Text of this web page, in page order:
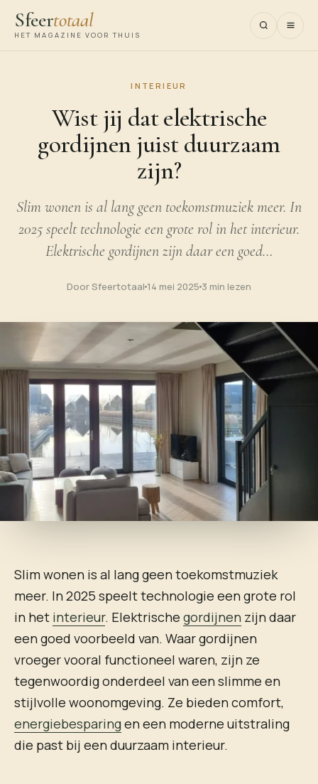
Sfeertotaal
HET MAGAZINE VOOR THUIS
INTERIEUR
Wist jij dat elektrische
gordijnen juist duurzaam
zijn?
Slim wonen is al lang geen toekomstmuziek meer. In
2025 speelt technologie een grote rol in het interieur.
Elektrische gordijnen zijn daar een goed…
Door Sfeertotaal 14 mei 2025 3 min lezen
Slim wonen is al lang geen toekomstmuziek
meer. In 2025 speelt technologie een grote rol
in het interieur. Elektrische gordijnen zijn daar
een goed voorbeeld van. Waar gordijnen
vroeger vooral functioneel waren, zijn ze
tegenwoordig onderdeel van een slimme en
stijlvolle woonomgeving. Ze bieden comfort,
energiebesparingen een moderne uitstraling
die past bij een duurzaam interieur.